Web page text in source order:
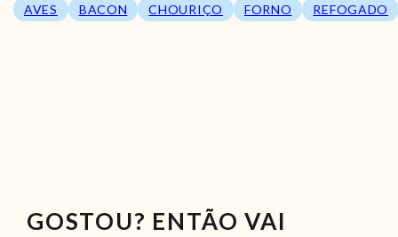
AVES BACON CHOURIÇO FORNO REFOGADO
GOSTOU? ENTÃO VAI